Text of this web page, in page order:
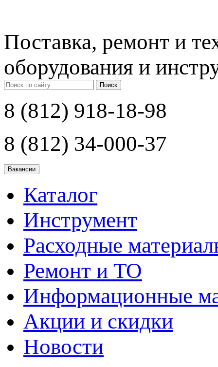
Поставка, ремонт и
оборудования и
Поиск
8 (812) 918-18-98
8 (812) 34-000-37
Каталог
Инструмент
Расходные
Ремонт и ТО
Информационные
Акции и скидки
Новости